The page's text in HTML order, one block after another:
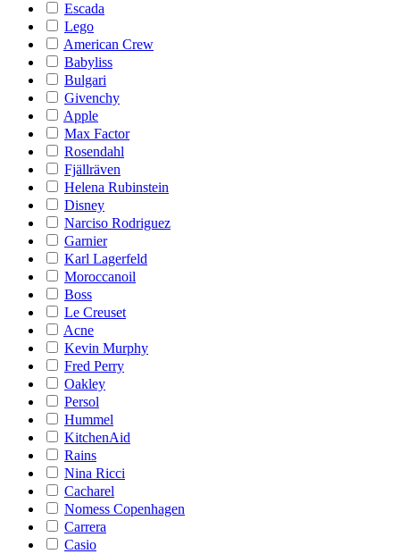
Escada
Lego
American Crew
Babyliss
Bulgari
Givenchy
Apple
Max Factor
Rosendahl
Fjällräven
Helena Rubinstein
Disney
Narciso Rodriguez
Garnier
Karl Lagerfeld
Moroccanoil
Boss
Le Creuset
Acne
Kevin Murphy
Fred Perry
Oakley
Persol
Hummel
KitchenAid
Rains
Nina Ricci
Cacharel
Nomess Copenhagen
Carrera
Casio